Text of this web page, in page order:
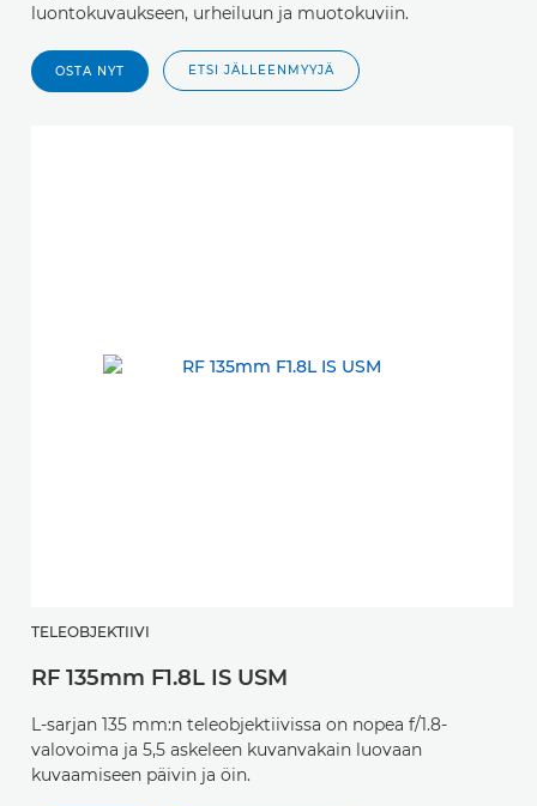
luontokuvaukseen, urheiluun ja muotokuviin.
OSTA NYT ETSI JÄLLEENMYYJÄ
TELEOBJEKTIIVI
RF 135mm F1.8L IS USM
L-sarjan 135 mm:n teleobjektiivissa on nopea f/1.8-
valovoima ja 5,5 askeleen kuvanvakain luovaan
kuvaamiseen päivin ja öin.